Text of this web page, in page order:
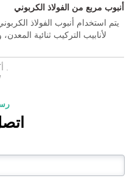
أنبوب مربع من الفولاذ الكربوني
يتم استخدام أنبوب الفولاذ
لأنابيب التركيب ثنائية
سبائك الفولاذ أو النحاس أو الألومنيوم، وما إلى ذلك.